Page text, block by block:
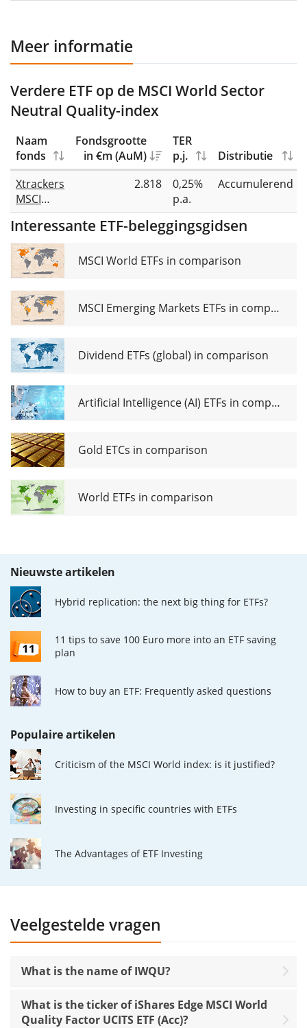
Meer informatie
Verdere ETF op de MSCI World Sector
Neutral Quality-index
Naam
fonds
Fondsgrootte
in €m (AuM)
TER
p.j.
Distributie
Xtrackers
MSCI
World
Quality
UCITS
ETF 1C
2.818
0,25%
p.a.
Accumulerend
Interessante ETF-beleggingsgidsen
MSCI World ETFs in comparison
MSCI Emerging Markets ETFs in comparison
Dividend ETFs (global) in comparison
Artificial Intelligence (AI) ETFs in comparison
Gold ETCs in comparison
World ETFs in comparison
Nieuwste artikelen
Hybrid replication: the next big thing for ETFs?
11 tips to save 100 Euro more into an ETF saving
plan
How to buy an ETF: Frequently asked questions
Populaire artikelen
Criticism of the MSCI World index: is it justified?
Investing in specific countries with ETFs
The Advantages of ETF Investing
Veelgestelde vragen
What is the name of IWQU?
What is the ticker of iShares Edge MSCI World
Quality Factor UCITS ETF (Acc)?